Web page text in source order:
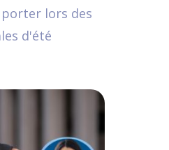
lors des
d'été